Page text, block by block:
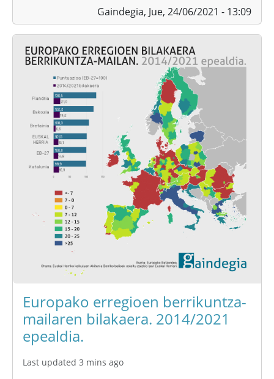
Gaindegia, Jue, 24/06/2021 - 13:09
Europako erregioen berrikuntza-
mailaren bilakaera. 2014/2021
epealdia.
Last updated 3 mins ago